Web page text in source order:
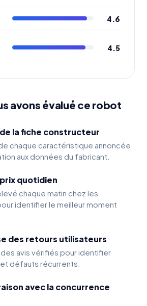
4.6
4.5
avons évalué ce robot
la fiche constructeur
chaque caractéristique annoncée
aux données du fabricant.
quotidien
chaque matin chez les
identifier le meilleur moment
des retours utilisateurs
avis vérifiés pour identifier
défauts récurrents.
avec la concurrence